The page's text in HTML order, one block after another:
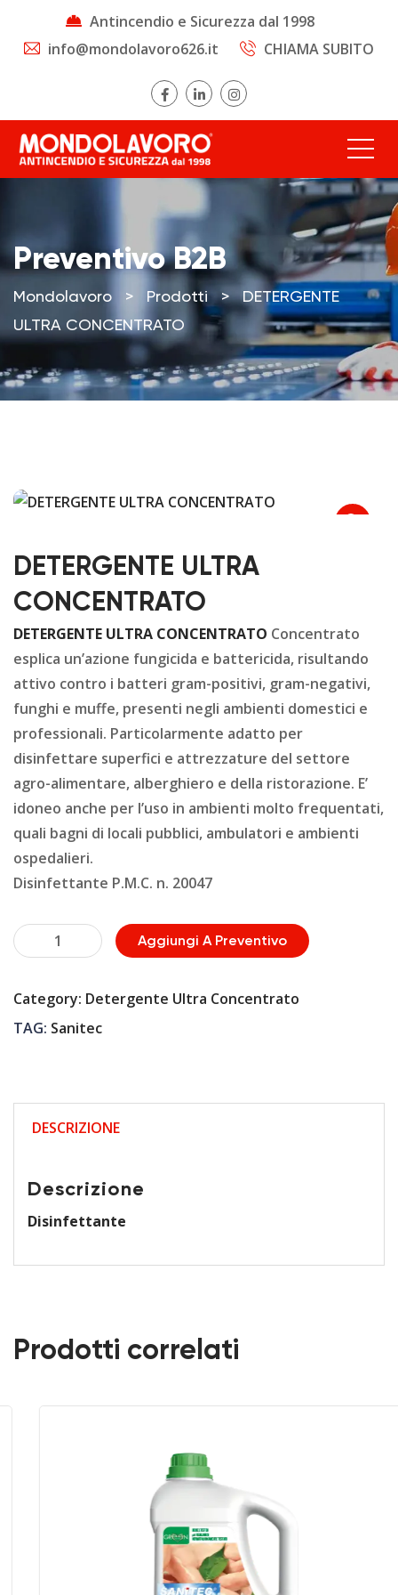
Antincendio e Sicurezza dal 1998
info@mondolavoro626.it
CHIAMA SUBITO
Preventivo B2B
Mondolavoro > Prodotti > DETERGENTE
ULTRA CONCENTRATO
DETERGENTE ULTRA
CONCENTRATO
DETERGENTE ULTRA CONCENTRATO Concentrato
esplica un’azione fungicida e battericida, risultando
attivo contro i batteri gram-positivi, gram-negativi,
funghi e muffe, presenti negli ambienti domestici e
professionali. Particolarmente adatto per
disinfettare superfici e attrezzature del settore
agro-alimentare, alberghiero e della ristorazione. E’
idoneo anche per l’uso in ambienti molto frequentati,
quali bagni di locali pubblici, ambulatori e ambienti
ospedalieri.
Disinfettante P.M.C. n. 20047
DETERGENTE
ULTRA
quantità
Aggiungi A Preventivo
Category: Detergente Ultra Concentrato
TAG: Sanitec
DESCRIZIONE
Descrizione
Disinfettante
Prodotti correlati